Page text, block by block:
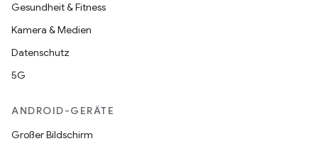
Gesundheit & Fitness
Kamera & Medien
Datenschutz
5G
ANDROID-GERÄTE
Großer Bildschirm